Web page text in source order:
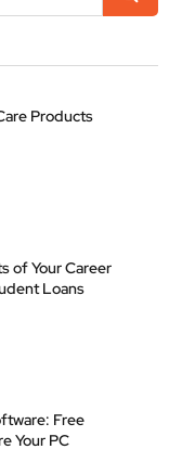
Products
of Your Career
Loans
Free
Your PC